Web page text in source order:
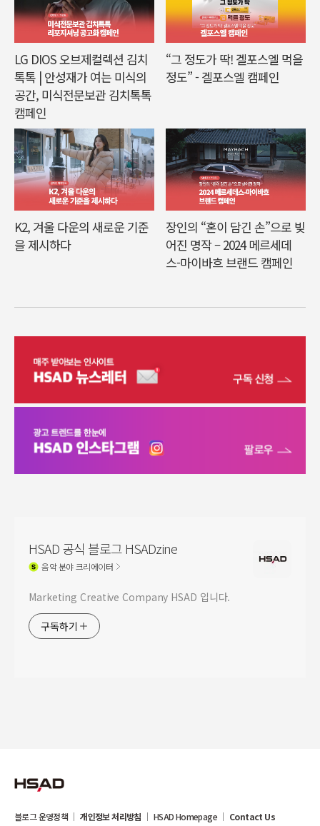
LG DIOS 오브제컬렉션 김치
톡톡 | 안성재가 여는 미식의
공간, 미식전문보관 김치톡톡
캠페인
“그 정도가 딱! 겔포스엘 먹을
정도” - 겔포스엘 캠페인
K2, 겨울 다운의 새로운 기준
을 제시하다
장인의 “혼이 담긴 손”으로 빚
어진 명작 – 2024 메르세데
스-마이바흐 브랜드 캠페인
HSAD 공식 블로그 HSADzine
음악분야 크리에이터
Marketing Creative Company HSAD 입니다.
구독하기
블로그 운영정책 개인정보 처리방침 HSAD Homepage Contact Us